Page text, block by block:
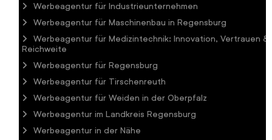
Werbeagentur für Industrieunternehmen
Werbeagentur für Maschinenbau in Regensburg
Werbeagentur für Medizintechnik: Innovation, Vertrauen &
Reichweite
Werbeagentur für Regensburg
Werbeagentur für Tirschenreuth
Werbeagentur für Weiden in der Oberpfalz
Werbeagentur im Landkreis Regensburg
Werbeagentur in der Nähe